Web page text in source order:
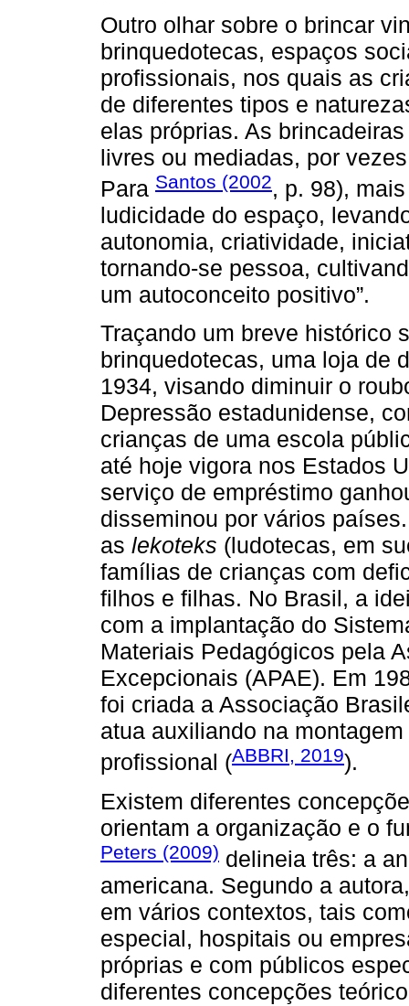
Outro olhar sobre o brincar
brinquedotecas, espaços
profissionais, nos quais as
de diferentes tipos e
elas próprias. As
livres ou mediadas, por
Para Santos (2002, p. 98),
ludicidade do espaço,
autonomia, criatividade,
tornando-se pessoa,
um autoconceito positivo”.
Traçando um breve histórico
brinquedotecas, uma loja de
1934, visando diminuir o
Depressão estadunidense,
crianças de uma escola
até hoje vigora nos Estados
serviço de empréstimo
disseminou por vários
as lekoteks (ludotecas, em
famílias de crianças com
filhos e filhas. No Brasil, a
com a implantação do
Materiais Pedagógicos pela
Excepcionais (APAE). Em
foi criada a Associação
atua auxiliando na
profissional (ABBRI, 2019).
Existem diferentes
orientam a organização e o
Peters (2009) delineia três: a
americana. Segundo a
em vários contextos, tais
especial, hospitais ou
próprias e com públicos
diferentes concepções